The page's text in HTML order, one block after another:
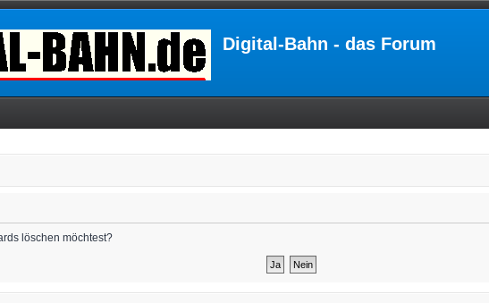
Digital-Bahn - das Forum
löschen möchtest?